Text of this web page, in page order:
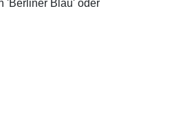
'Berliner Blau' oder